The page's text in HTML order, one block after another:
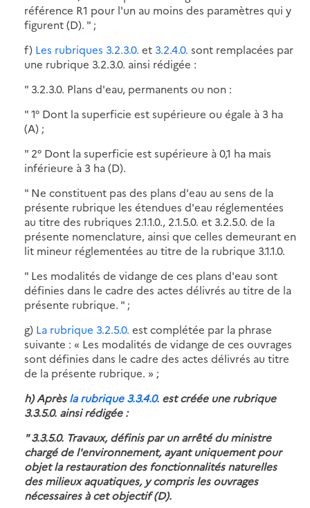
référence R1 pour l'un au moins des paramètres qui y
figurent (D). " ;
f) Les rubriques 3.2.3.0. et 3.2.4.0. sont remplacées par
une rubrique 3.2.3.0. ainsi rédigée :
" 3.2.3.0. Plans d'eau, permanents ou non :
" 1° Dont la superficie est supérieure ou égale à 3 ha
(A) ;
" 2° Dont la superficie est supérieure à 0,1 ha mais
inférieure à 3 ha (D).
" Ne constituent pas des plans d'eau au sens de la
présente rubrique les étendues d'eau réglementées
au titre des rubriques 2.1.1.0., 2.1.5.0. et 3.2.5.0. de la
présente nomenclature, ainsi que celles demeurant en
lit mineur réglementées au titre de la rubrique 3.1.1.0.
" Les modalités de vidange de ces plans d'eau sont
définies dans le cadre des actes délivrés au titre de la
présente rubrique. " ;
g) La rubrique 3.2.5.0. est complétée par la phrase
suivante : « Les modalités de vidange de ces ouvrages
sont définies dans le cadre des actes délivrés au titre
de la présente rubrique. » ;
h) Aprèsla rubrique 3.3.4.0. est créée une rubrique
3.3.5.0. ainsi rédigée :
" 3.3.5.0. Travaux, définis par un arrêté du ministre
chargé de l'environnement, ayant uniquement pour
objet la restauration des fonctionnalités naturelles
des milieux aquatiques, y compris les ouvrages
nécessaires à cet objectif (D).